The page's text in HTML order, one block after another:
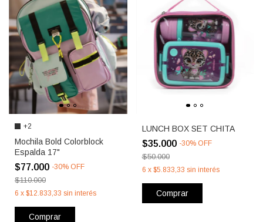
+2
Mochila Bold Colorblock
Espalda 17"
$77.000 -30% OFF
$110.000
6 x $12.833,33 sin interés
Comprar
LUNCH BOX SET CHITA
$35.000 -30% OFF
$50.000
6 x $5.833,33 sin interés
Comprar